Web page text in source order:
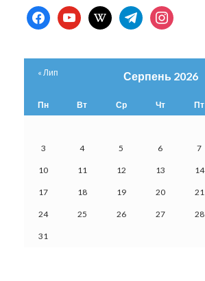
facebookyoutubewikipediatelegraminstagram
Серпень 2026
Пн Вт Ср Чт Пт
3 4 5 6 7
10 11 12 13 14
17 18 19 20 21
24 25 26 27 28
31
« Лип